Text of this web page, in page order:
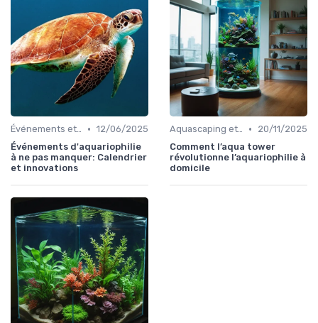
Événements et expositions • 12/06/2025
Événements d'aquariophilie
à ne pas manquer: Calendrier
et innovations
Aquascaping et design •
20/11/2025
Comment l’aqua tower
révolutionne l’aquariophilie à
domicile